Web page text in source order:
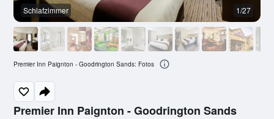
Premier Inn Paignton - Goodrington Sands
Schlafzimmer 1/27
Premier Inn Paignton - Goodrington Sands: Fotos